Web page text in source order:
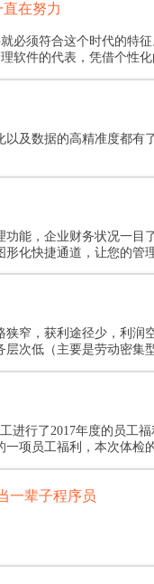
在努力
必须符合这个时代的特
软件的代表，凭借个性
以及数据的高精准度都有
能，企业财务状况一目
化快捷通道，让您的管理
窄，获利途径少，利润
次低（主要是劳动密集
进行了2017年度的员工
项员工福利，本次体检的
一辈子程序员